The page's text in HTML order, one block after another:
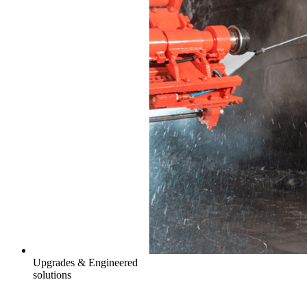
Upgrades & Engineered
solutions